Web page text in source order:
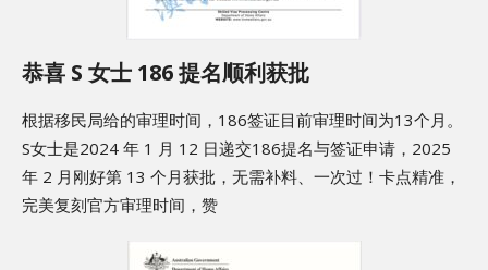
恭喜 S 女士 186 提名顺利获批
根据移民局给的审理时间，186签证目前审理时间为13个月。
S女士是2024 年 1 月 12 日递交186提名与签证申请，2025
年 2 月刚好第 13 个月获批，无需补料、一次过！卡点精准，
完美复刻官方审理时间，赞